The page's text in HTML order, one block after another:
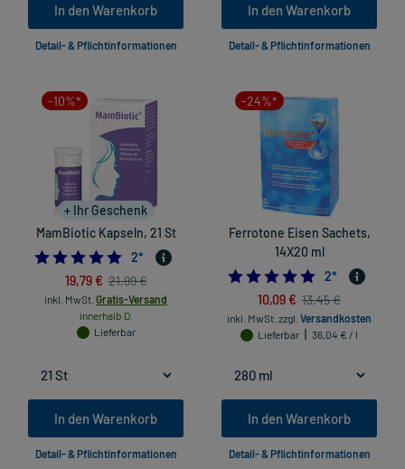
In den Warenkorb
Detail- & Pflichtinformationen
In den Warenkorb
Detail- & Pflichtinformationen
-10%*
+ Ihr Geschenk
MamBiotic Kapseln, 21 St
5.0
2*
19,79 € 21,99 €
inkl. MwSt. Gratis-Versand
innerhalb D.
Lieferbar
In den Warenkorb
Detail- & Pflichtinformationen
-24%*
Ferrotone Eisen Sachets,
14X20 ml
5.0
2*
10,09 € 13,45 €
inkl. MwSt. zzgl. Versandkosten
Lieferbar
36,04 € / l
In den Warenkorb
Detail- & Pflichtinformationen